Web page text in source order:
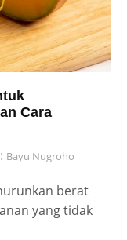
Cara
Bayu Nugroho
berat
yang tidak